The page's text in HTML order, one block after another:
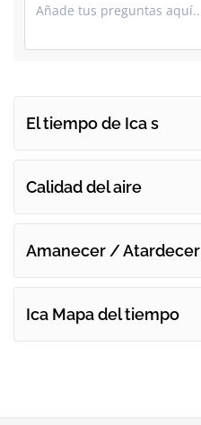
El tiempo de Ica s
Calidad del aire
Amanecer / Atardecer
Ica Mapa del tiempo